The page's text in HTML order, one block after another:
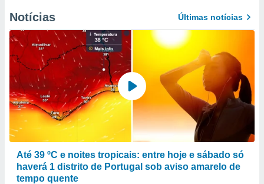
Notícias Últimas notícias
Até 39 ºC e noites tropicais: entre hoje e sábado só
haverá 1 distrito de Portugal sob aviso amarelo de
tempo quente